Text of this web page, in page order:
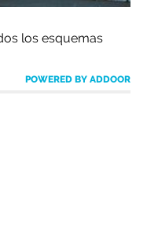
los esquemas
POWERED BY ADDOOR